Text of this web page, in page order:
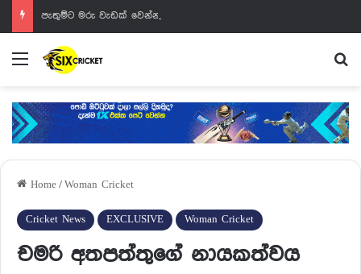
පැතුම්ට මරු වැඩක් වෙන්නයි යන්නේ
Menu
Home / Woman Cricket
Cricket News EXCLUSIVE Woman Cricket
චමරි අතපත්තුගේ නායකත්වය